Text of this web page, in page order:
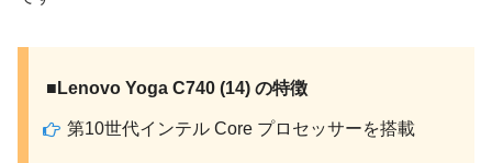
■Lenovo Yoga C740 (14) の特徴
第10世代インテル Core プロセッサーを搭載